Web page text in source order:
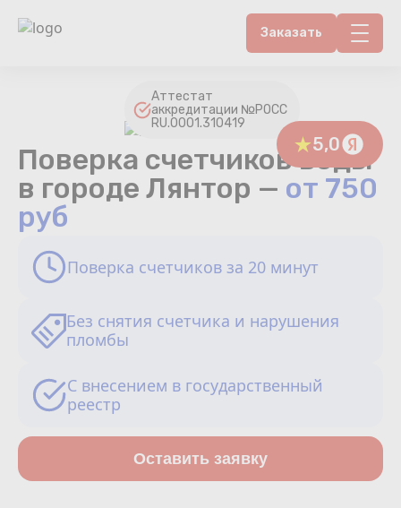
Заказать
Счетчики воды
Теплосчетчики
Услуги лаборатории
Районы
Аршин
Сотрудничество
Юридические лица
Аттестат
аккредитации №РОСС
RU.0001.310419
5,0
Поверка счетчиков воды
в городе Лянтор — от 750
руб
Поверка счетчиков за 20 минут
Без снятия счетчика и нарушения
пломбы
С внесением в государственный
реестр
Оставить заявку